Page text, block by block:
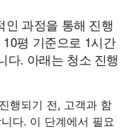
인 과정을 통해 진행
평 기준으로 1시간
다. 아래는 청소 진행
행되기 전, 고객과 함
다. 이 단계에서 필요